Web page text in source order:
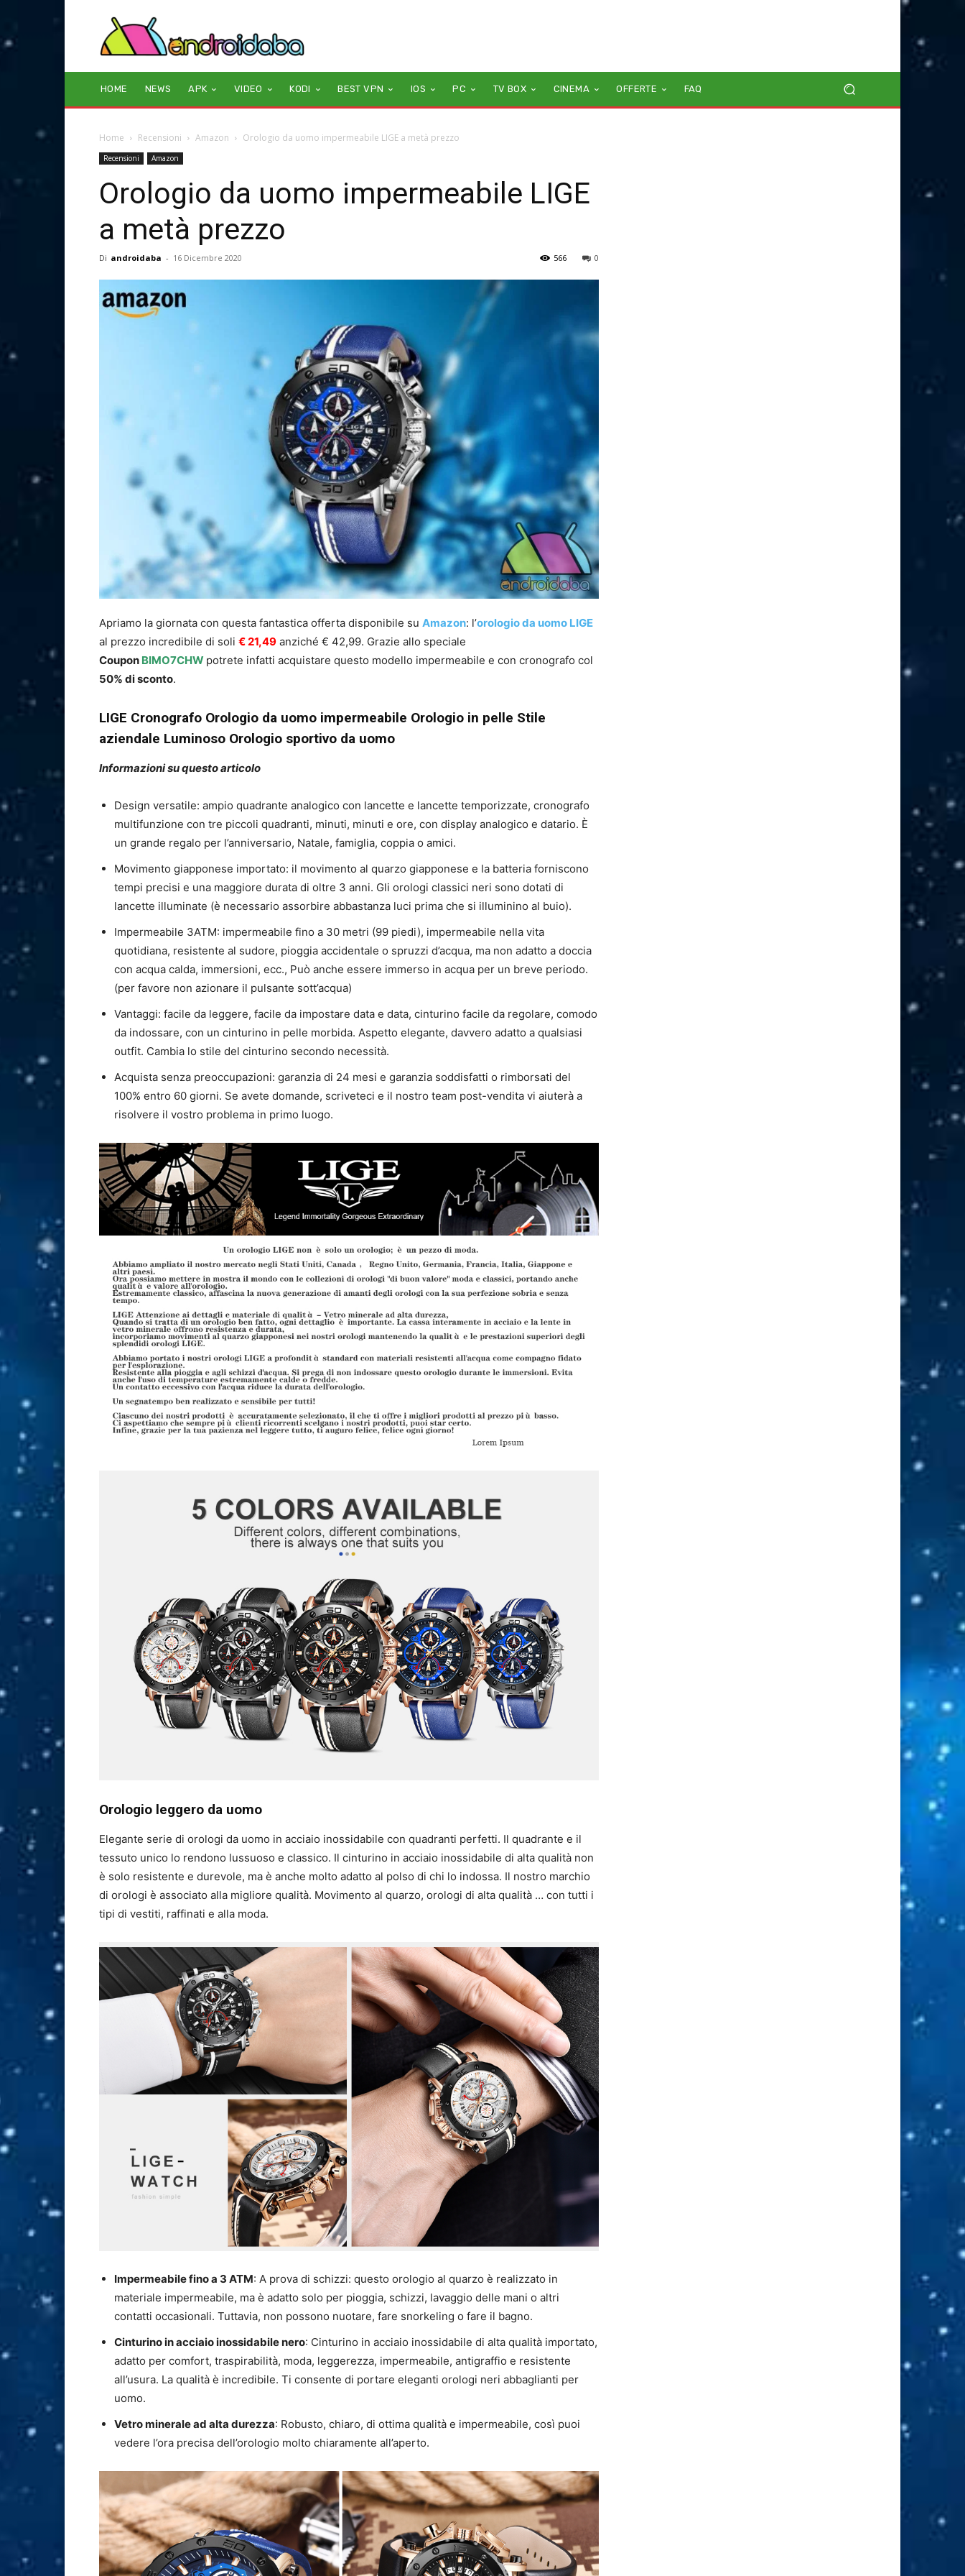
HOME NEWS APK VIDEO KODI BEST VPN IOS PC TV BOX CINEMA OFFERTE FAQ
Home Recensioni Amazon Orologio da uomo impermeabile LIGE a metà prezzo
Recensioni Amazon
Orologio da uomo impermeabile LIGE
a metà prezzo
Di androidaba - 16 Dicembre 2020 0
566
Apriamo la giornata con questa fantastica offerta disponibile su Amazon: l’orologio da uomo LIGE
al prezzo incredibile di soli € 21,49 anziché € 42,99. Grazie allo speciale
Coupon BIMO7CHW potrete infatti acquistare questo modello impermeabile e con cronografo col
50% di sconto.
LIGE Cronografo Orologio da uomo impermeabile Orologio in pelle Stile
aziendale Luminoso Orologio sportivo da uomo
Informazioni su questo articolo
Design versatile: ampio quadrante analogico con lancette e lancette temporizzate, cronografo
multifunzione con tre piccoli quadranti, minuti, minuti e ore, con display analogico e datario. È
un grande regalo per l’anniversario, Natale, famiglia, coppia o amici.
Movimento giapponese importato: il movimento al quarzo giapponese e la batteria forniscono
tempi precisi e una maggiore durata di oltre 3 anni. Gli orologi classici neri sono dotati di
lancette illuminate (è necessario assorbire abbastanza luci prima che si illuminino al buio).
Impermeabile 3ATM: impermeabile fino a 30 metri (99 piedi), impermeabile nella vita
quotidiana, resistente al sudore, pioggia accidentale o spruzzi d’acqua, ma non adatto a doccia
con acqua calda, immersioni, ecc., Può anche essere immerso in acqua per un breve periodo.
(per favore non azionare il pulsante sott’acqua)
Vantaggi: facile da leggere, facile da impostare data e data, cinturino facile da regolare, comodo
da indossare, con un cinturino in pelle morbida. Aspetto elegante, davvero adatto a qualsiasi
outfit. Cambia lo stile del cinturino secondo necessità.
Acquista senza preoccupazioni: garanzia di 24 mesi e garanzia soddisfatti o rimborsati del
100% entro 60 giorni. Se avete domande, scriveteci e il nostro team post-vendita vi aiuterà a
risolvere il vostro problema in primo luogo.
Orologio leggero da uomo
Elegante serie di orologi da uomo in acciaio inossidabile con quadranti perfetti. Il quadrante e il
tessuto unico lo rendono lussuoso e classico. Il cinturino in acciaio inossidabile di alta qualità non
è solo resistente e durevole, ma è anche molto adatto al polso di chi lo indossa. Il nostro marchio
di orologi è associato alla migliore qualità. Movimento al quarzo, orologi di alta qualità … con tutti i
tipi di vestiti, raffinati e alla moda.
Impermeabile fino a 3 ATM: A prova di schizzi: questo orologio al quarzo è realizzato in
materiale impermeabile, ma è adatto solo per pioggia, schizzi, lavaggio delle mani o altri
contatti occasionali. Tuttavia, non possono nuotare, fare snorkeling o fare il bagno.
Cinturino in acciaio inossidabile nero: Cinturino in acciaio inossidabile di alta qualità importato,
adatto per comfort, traspirabilità, moda, leggerezza, impermeabile, antigraffio e resistente
all’usura. La qualità è incredibile. Ti consente di portare eleganti orologi neri abbaglianti per
uomo.
Vetro minerale ad alta durezza: Robusto, chiaro, di ottima qualità e impermeabile, così puoi
vedere l’ora precisa dell’orologio molto chiaramente all’aperto.